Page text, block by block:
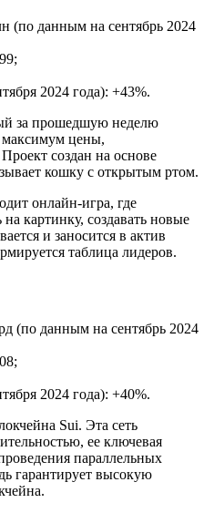
(по данным на сентябрь 2024
2024 года): +43%.
за прошедшую неделю
максимум цены,
создан на основе
кошку с открытым ртом.
онлайн-игра, где
картинку, создавать новые
и заносится в актив
таблица лидеров.
(по данным на сентябрь 2024
2024 года): +40%.
Sui. Эта сеть
ее ключевая
параллельных
гарантирует высокую